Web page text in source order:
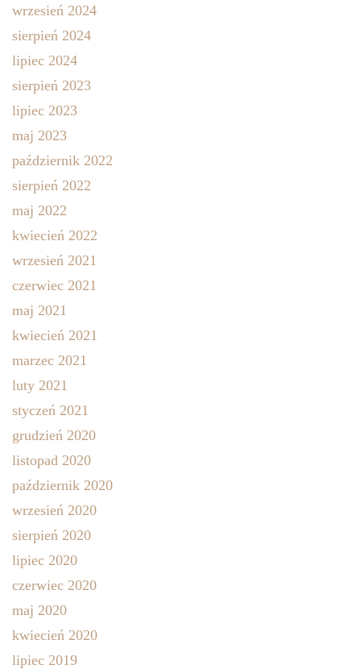
wrzesień 2024
sierpień 2024
lipiec 2024
sierpień 2023
lipiec 2023
maj 2023
październik 2022
sierpień 2022
maj 2022
kwiecień 2022
wrzesień 2021
czerwiec 2021
maj 2021
kwiecień 2021
marzec 2021
luty 2021
styczeń 2021
grudzień 2020
listopad 2020
październik 2020
wrzesień 2020
sierpień 2020
lipiec 2020
czerwiec 2020
maj 2020
kwiecień 2020
lipiec 2019